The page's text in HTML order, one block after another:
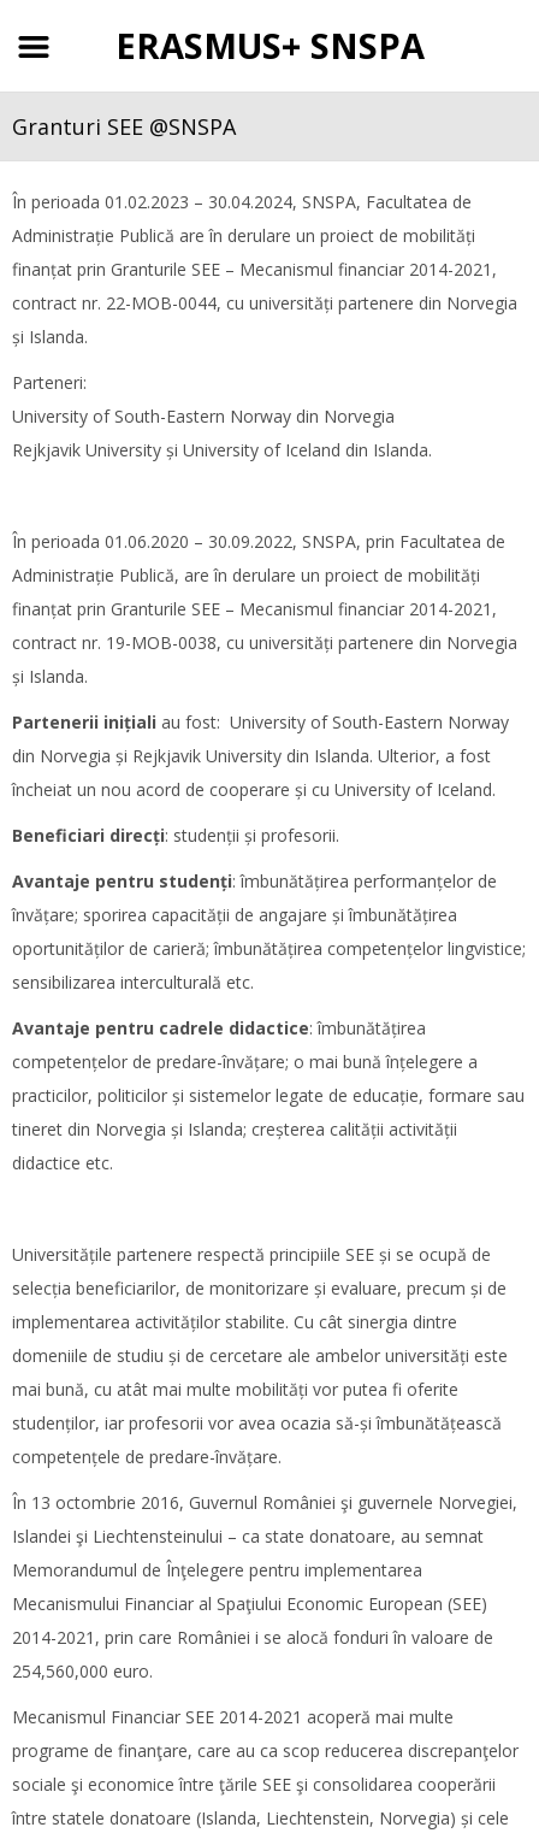
ERASMUS+ SNSPA
Granturi SEE @SNSPA
În perioada 01.02.2023 – 30.04.2024, SNSPA, Facultatea de
Administrație Publică are în derulare un proiect de mobilități
finanțat prin Granturile SEE – Mecanismul financiar 2014-2021,
contract nr. 22-MOB-0044, cu universități partenere din Norvegia
și Islanda.
Parteneri:
University of South-Eastern Norway din Norvegia
Rejkjavik University și University of Iceland din Islanda.
În perioada 01.06.2020 – 30.09.2022, SNSPA, prin Facultatea de
Administrație Publică, are în derulare un proiect de mobilități
finanțat prin Granturile SEE – Mecanismul financiar 2014-2021,
contract nr. 19-MOB-0038, cu universități partenere din Norvegia
și Islanda.
Partenerii inițiali au fost: University of South-Eastern Norway
din Norvegia și Rejkjavik University din Islanda. Ulterior, a fost
încheiat un nou acord de cooperare și cu University of Iceland.
Beneficiari direcți: studenții și profesorii.
Avantaje pentru studenți: îmbunătățirea performanțelor de
învățare; sporirea capacității de angajare și îmbunătățirea
oportunităților de carieră; îmbunătățirea competențelor lingvistice;
sensibilizarea interculturală etc.
Avantaje pentru cadrele didactice: îmbunătățirea
competențelor de predare-învățare; o mai bună înțelegere a
practicilor, politicilor și sistemelor legate de educație, formare sau
tineret din Norvegia și Islanda; creșterea calității activității
didactice etc.
Universitățile partenere respectă principiile SEE și se ocupă de
selecția beneficiarilor, de monitorizare și evaluare, precum și de
implementarea activităților stabilite. Cu cât sinergia dintre
domeniile de studiu și de cercetare ale ambelor universități este
mai bună, cu atât mai multe mobilități vor putea fi oferite
studenților, iar profesorii vor avea ocazia să-și îmbunătățească
competențele de predare-învățare.
În 13 octombrie 2016, Guvernul României şi guvernele Norvegiei,
Islandei şi Liechtensteinului – ca state donatoare, au semnat
Memorandumul de Înţelegere pentru implementarea
Mecanismului Financiar al Spaţiului Economic European (SEE)
2014-2021, prin care României i se alocă fonduri în valoare de
254,560,000 euro.
Mecanismul Financiar SEE 2014-2021 acoperă mai multe
programe de finanţare, care au ca scop reducerea discrepanţelor
sociale şi economice între ţările SEE şi consolidarea cooperării
între statele donatoare (Islanda, Liechtenstein, Norvegia) și cele